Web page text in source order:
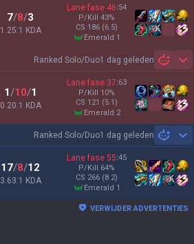
7/8/3
1.25:1 KDA
Lane fase 46:54
P/Kill 43%
CS 186 (6.5)
emerald 1
Ranked Solo/Duo1 dag geleden
1/10/1
0.20:1 KDA
Lane fase 37:63
P/Kill 10%
CS 121 (5.1)
emerald 2
Ranked Solo/Duo1 dag geleden
17/8/12
3.63:1 KDA
Lane fase 55:45
P/Kill 64%
CS 266 (8.2)
emerald 1
VERWIJDER ADVERTENTIES